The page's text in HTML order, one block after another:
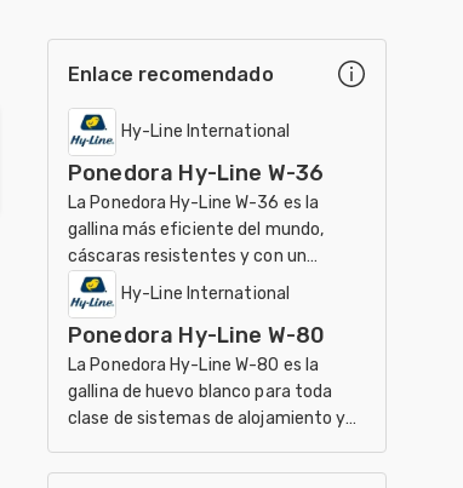
Enlace recomendado
Hy-Line International
Ponedora Hy-Line W-36
La Ponedora Hy-Line W-36 es la
gallina más eficiente del mundo,
cáscaras resistentes y con un
consumo alimenticio mínimo
Hy-Line International
Ponedora Hy-Line W-80
La Ponedora Hy-Line W-80 es la
gallina de huevo blanco para toda
clase de sistemas de alojamiento y